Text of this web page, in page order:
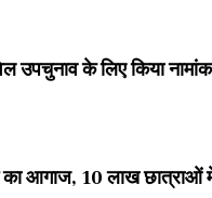
उपचुनाव के लिए किया
आगाज, 10 लाख छात्राओं